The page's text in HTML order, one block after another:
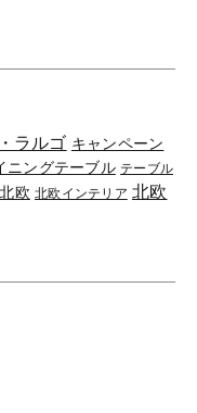
ラルゴ キャンペーン
ニングテーブル テーブル
北欧 北欧インテリア 北欧